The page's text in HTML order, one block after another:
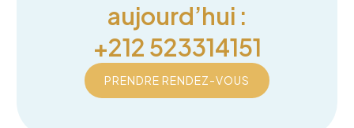
aujourd’hui :
+212 523314151
PRENDRE RENDEZ-VOUS